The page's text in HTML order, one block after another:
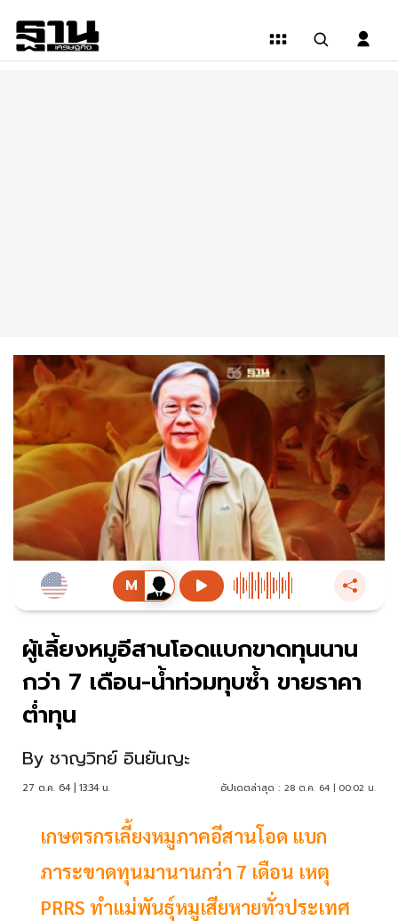
ผู้เลี้ยงหมูอีสานโอดแบกขาดทุนนาน
กว่า 7 เดือน-น้ำท่วมทุบซ้ำ ขายราคา
ต่ำทุน
By ชาญวิทย์ อินยันญะ
27 ต.ค. 64 | 13:34 น. อัปเดตล่าสุด : 28 ต.ค. 64 | 00:02 น.
เกษตรกรเลี้ยงหมูภาคอีสานโอด แบก
ภาระขาดทุนมานานกว่า 7 เดือน เหตุ
PRRS ทำแม่พันธุ์หมูเสียหายทั่วประเทศ